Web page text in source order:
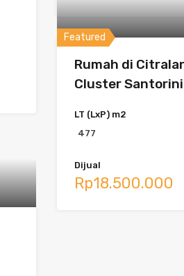
Featured
Rumah di
Cluster Santorini
LT (LxP) m2
477
Dijual
Rp18.500.000